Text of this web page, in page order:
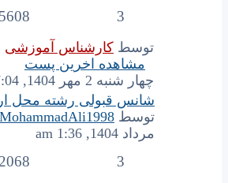
3
5608
توسط کارشناس آموزشی
مشاهده اخرین پست
چهار شنبه 2 مهر 1404, 7:04 am
شانس قبولی رشته محل
توسط MohammadAli1998
مرداد 1404, 1:36 am
3
2068